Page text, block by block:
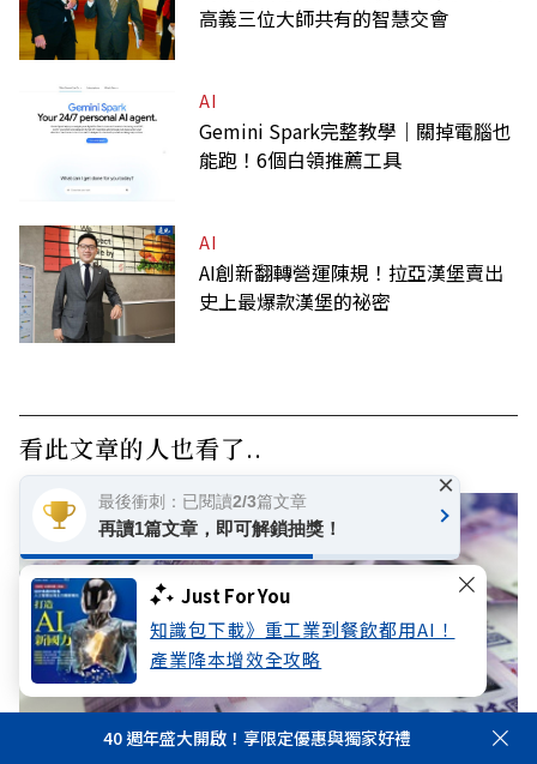
Just For You
知識包下載》重工業到餐飲都用AI！
產業降本增效全攻略
高義三位大師共有的智慧交會
AI
Gemini Spark完整教學｜關掉電腦也
能跑！6個白領推薦工具
AI
AI創新翻轉營運陳規！拉亞漢堡賣出
史上最爆款漢堡的祕密
看此文章的人也看了..
40 週年盛大開啟！享限定優惠與獨家好禮
最後衝刺：已閱讀2/3篇文章
再讀1篇文章，即可解鎖抽獎！
×